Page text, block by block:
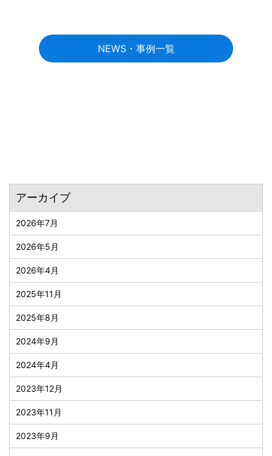
NEWS・事例一覧
アーカイブ
2026年7月
2026年5月
2026年4月
2025年11月
2025年8月
2024年9月
2024年4月
2023年12月
2023年11月
2023年9月